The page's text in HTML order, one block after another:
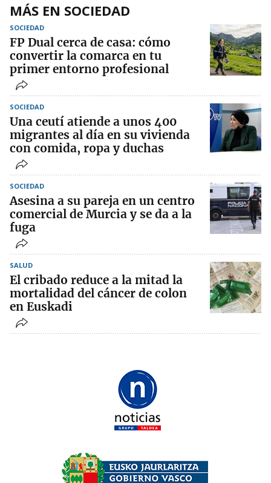
MÁS EN SOCIEDAD
SOCIEDAD
FP Dual cerca de casa: cómo
convertir la comarca en tu
primer entorno profesional
SOCIEDAD
Una ceutí atiende a unos 400
migrantes al día en su vivienda
con comida, ropa y duchas
SOCIEDAD
Asesina a su pareja en un centro
comercial de Murcia y se da a la
fuga
SALUD
El cribado reduce a la mitad la
mortalidad del cáncer de colon
en Euskadi